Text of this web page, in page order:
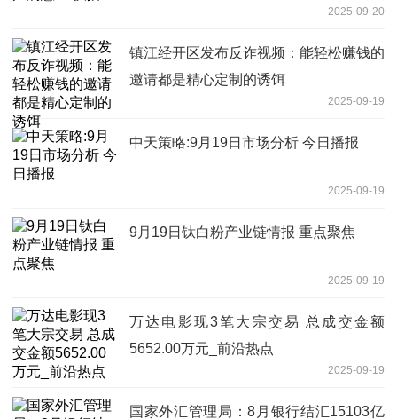
2025-09-20
镇江经开区发布反诈视频：能轻松赚钱的
邀请都是精心定制的诱饵
2025-09-19
中天策略:9月19日市场分析 今日播报
2025-09-19
9月19日钛白粉产业链情报 重点聚焦
2025-09-19
万达电影现3笔大宗交易 总成交金额
5652.00万元_前沿热点
2025-09-19
国家外汇管理局：8月银行结汇15103亿